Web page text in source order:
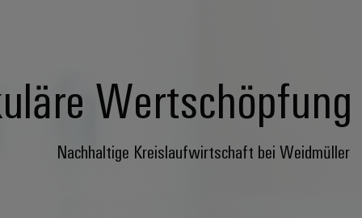
Wertschöpfung
Nachhaltige Kreislaufwirtschaft bei Weidmüller